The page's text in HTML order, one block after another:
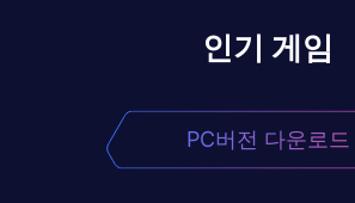
인기 게임
PC버전 다운로드